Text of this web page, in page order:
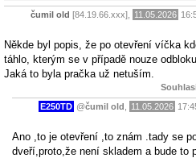
čumil old [84.19.66.xxx], 11.05.2026
Někde byl popis, že po otevření víčka
táhlo, kterým se v případě nouze
Jaká to byla pračka už netuším.
E250TD @čumil old 11.05.2026
Ano ,to je otevření ,to znám .tady se
dveří,proto,že není skladem a bude to